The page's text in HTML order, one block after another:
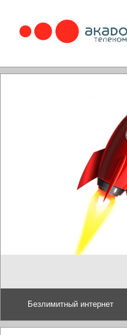
Безлимитный интернет